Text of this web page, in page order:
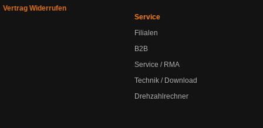
Vertrag Widerrufen
Service
Filialen
B2B
Service / RMA
Technik / Download
Drehzahlrechner